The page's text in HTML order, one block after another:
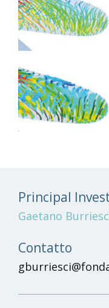
Mappa delle
in
Principal
Gaetano
Contatto